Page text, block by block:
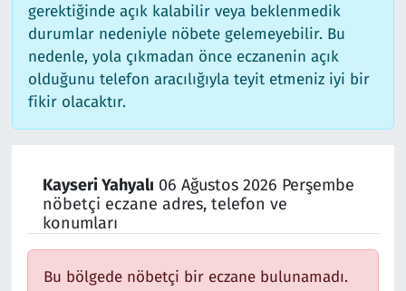
gerektiğinde açık kalabilir veya beklenmedik
durumlar nedeniyle nöbete gelemeyebilir. Bu
nedenle, yola çıkmadan önce eczanenin açık
olduğunu telefon aracılığıyla teyit etmeniz iyi bir
fikir olacaktır.
Kayseri Yahyalı 06 Ağustos 2026 Perşembe
nöbetçi eczane adres, telefon ve
konumları
Bu bölgede nöbetçi bir eczane bulunamadı.
Ara
Marmaraereğlisi
Sağlık
Siyaset